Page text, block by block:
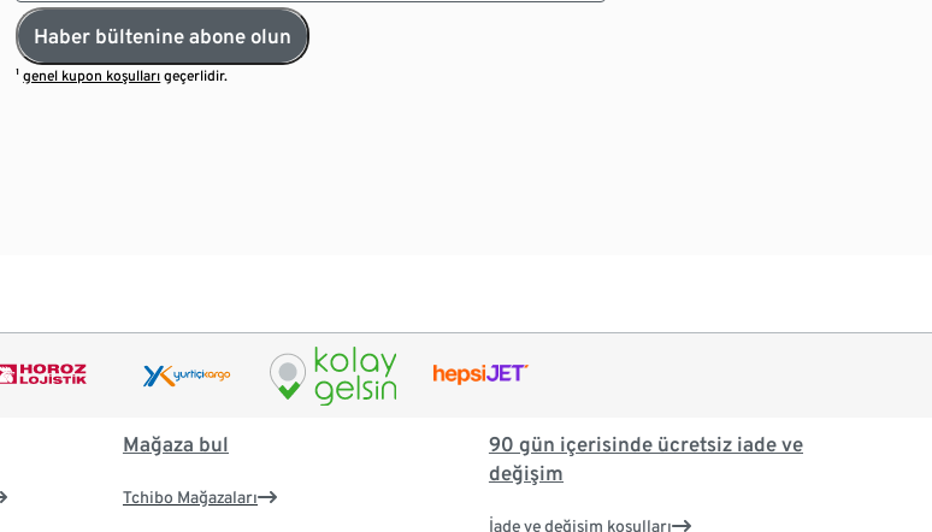
Haber bültenine abone olun
¹genel kupon koşulları geçerlidir.
Mağaza bul
Tchibo Mağazaları
90 gün içerisinde ücretsiz iade ve
değişim
İade ve değişim koşulları